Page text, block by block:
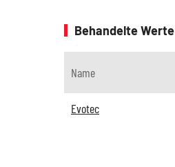
Behandelte Werte
Name
Evotec